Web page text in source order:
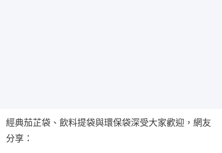
經典茄芷袋、飲料提袋與環保袋深受大家歡迎，網友
分享：